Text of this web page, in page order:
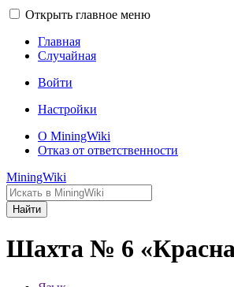
Открыть главное меню
Главная
Случайная
Войти
Настройки
О MiningWiki
Отказ от ответственности
MiningWiki
Найти
Шахта № 6